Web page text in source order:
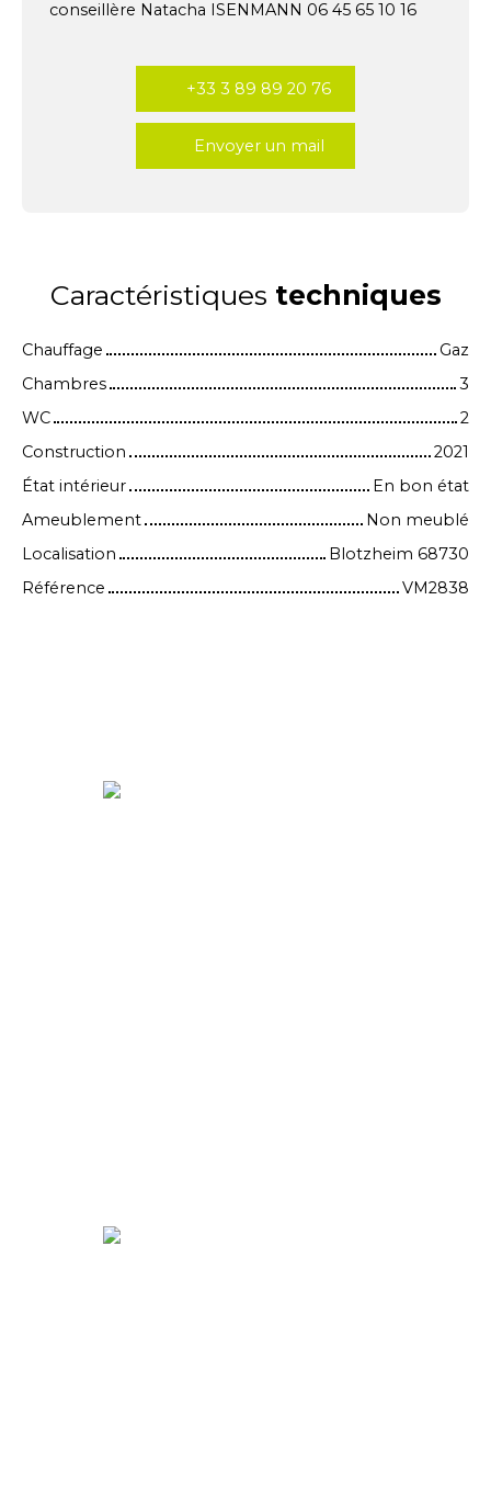
conseillère Natacha ISENMANN 06 45 65 10 16
+33 3 89 89 20 76
Envoyer un mail
Caractéristiques techniques
Chauffage
Gaz
Chambres
3
WC
2
Construction
2021
État intérieur
En bon état
Ameublement
Non meublé
Localisation
Blotzheim 68730
Référence
VM2838